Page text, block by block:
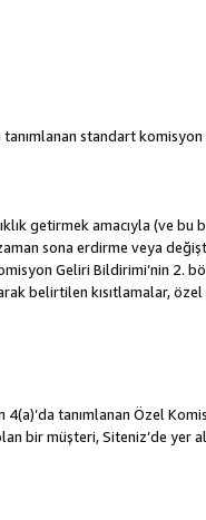
standart
getirmek amacıyla (ve
sona erdirme veya
Geliri Bildirimi’nin 2.
belirtilen kısıtlamalar,
tanımlanan Özel
bir müşteri, Siteniz’de yer